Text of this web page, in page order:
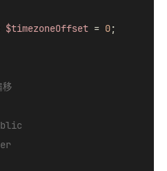
$timezoneOffset = 0;